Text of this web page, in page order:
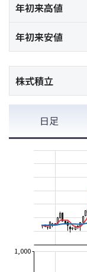
年初来高値
年初来安値
株式積立
日足
1,000